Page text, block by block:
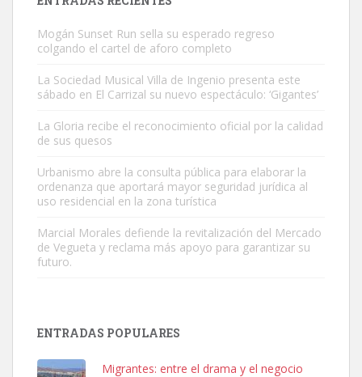
Este gato macho ha aparecido en la calle hace menos de un mes,
Leales.org » Gran Canaria | 9.7.2025
Leales.org » Gran Canaria
Mogán Sunset Run sella su esperado regreso
colgando el cartel de aforo completo
La Sociedad Musical Villa de Ingenio presenta este
sábado en El Carrizal su nuevo espectáculo: ‘Gigantes’
La Gloria recibe el reconocimiento oficial por la calidad
de sus quesos
Urbanismo abre la consulta pública para elaborar la
ordenanza que aportará mayor seguridad jurídica al
uso residencial en la zona turística
Marcial Morales defiende la revitalización del Mercado
de Vegueta y reclama más apoyo para garantizar su
futuro.
ENTRADAS POPULARES
Migrantes: entre el drama y el negocio